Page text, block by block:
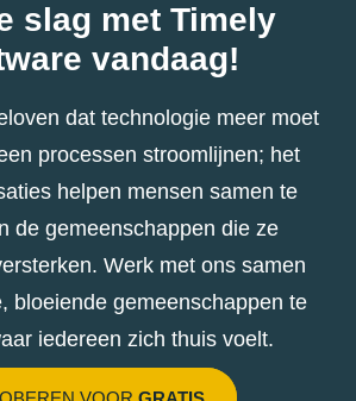
slag met Timely
vandaag!
dat technologie meer moet
processen stroomlijnen; het
helpen mensen samen te
de gemeenschappen die ze
Werk met ons samen
bloeiende gemeenschappen te
iedereen zich thuis voelt.